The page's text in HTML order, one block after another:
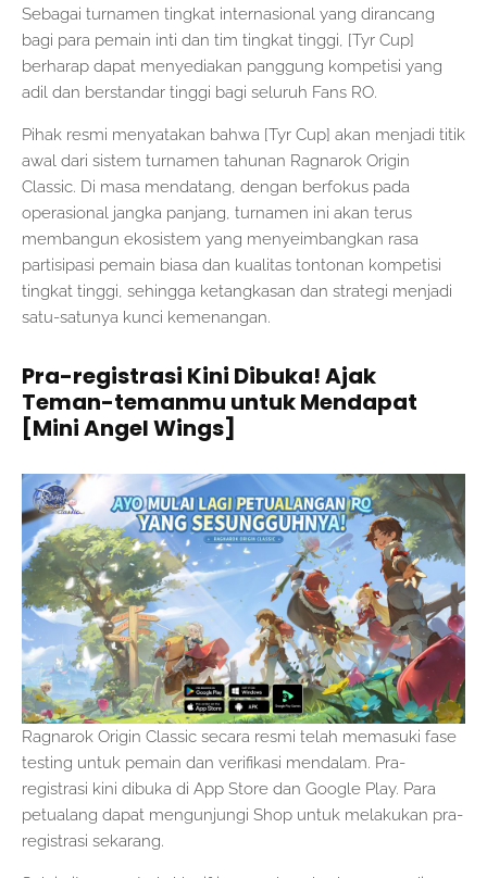
Sebagai turnamen tingkat internasional yang dirancang
bagi para pemain inti dan tim tingkat tinggi, [Tyr Cup]
berharap dapat menyediakan panggung kompetisi yang
adil dan berstandar tinggi bagi seluruh Fans RO.
Pihak resmi menyatakan bahwa [Tyr Cup] akan menjadi titik
awal dari sistem turnamen tahunan Ragnarok Origin
Classic. Di masa mendatang, dengan berfokus pada
operasional jangka panjang, turnamen ini akan terus
membangun ekosistem yang menyeimbangkan rasa
partisipasi pemain biasa dan kualitas tontonan kompetisi
tingkat tinggi, sehingga ketangkasan dan strategi menjadi
satu-satunya kunci kemenangan.
Pra-registrasi Kini Dibuka! Ajak
Teman-temanmu untuk Mendapat
[Mini Angel Wings]
Ragnarok Origin Classic secara resmi telah memasuki fase
testing untuk pemain dan verifikasi mendalam. Pra-
registrasi kini dibuka di App Store dan Google Play. Para
petualang dapat mengunjungi Shop untuk melakukan pra-
registrasi sekarang.